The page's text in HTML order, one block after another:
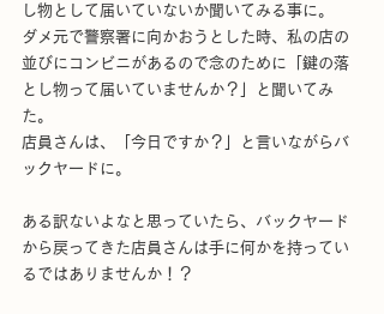
し物として届いていないか聞いてみる事に。
ダメ元で警察署に向かおうとした時、私の店の
並びにコンビニがあるので念のために「鍵の落
とし物って届いていませんか？」と聞いてみ
た。
店員さんは、「今日ですか？」と言いながらバ
ックヤードに。
ある訳ないよなと思っていたら、バックヤード
から戻ってきた店員さんは手に何かを持ってい
るではありませんか！？